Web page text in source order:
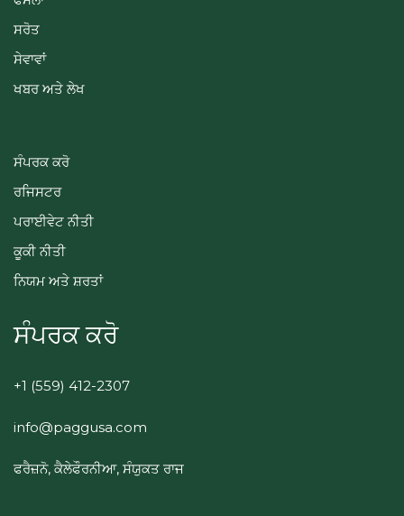
ਸਰੋਤ
ਸੇਵਾਵਾਂ
ਖਬਰ ਅਤੇ ਲੇਖ
ਸੰਪਰਕ ਕਰੋ
ਰਜਿਸਟਰ
ਪਰਾਈਵੇਟ ਨੀਤੀ
ਕੂਕੀ ਨੀਤੀ
ਨਿਯਮ ਅਤੇ ਸ਼ਰਤਾਂ
ਸੰਪਰਕ ਕਰੋ
+1 (559) 412-2307
info@paggusa.com
ਫਰੈਜ਼ਨੋ, ਕੈਲੇਫੌਰਨੀਆ, ਸੰਯੁਕਤ ਰਾਜ